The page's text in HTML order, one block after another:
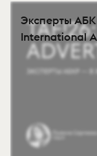
Эксперты
International